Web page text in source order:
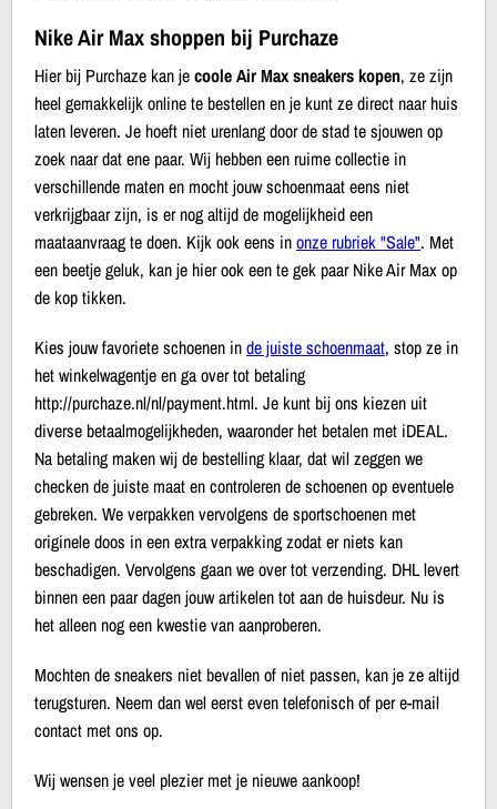
Nike Air Max shoppen bij Purchaze
Hier bij Purchaze kan jecoole Air Max sneakers kopen, ze zijn
heel gemakkelijk online te bestellen en je kunt ze direct naar huis
laten leveren. Je hoeft niet urenlang door de stad te sjouwen op
zoek naar dat ene paar. Wij hebben een ruime collectie in
verschillende maten en mocht jouw schoenmaat eens niet
verkrijgbaar zijn, is er nog altijd de mogelijkheid een
maataanvraag te doen. Kijk ook eens inonze rubriek "Sale". Met
een beetje geluk, kan je hier ook een te gek paar Nike Air Max op
de kop tikken.
Kies jouw favoriete schoenen inde juiste schoenmaat, stop ze in
het winkelwagentje en ga over tot betaling
http://purchaze.nl/nl/payment.html. Je kunt bij ons kiezen uit
diverse betaalmogelijkheden, waaronder het betalen met iDEAL.
Na betaling maken wij de bestelling klaar, dat wil zeggen we
checken de juiste maat en controleren de schoenen op eventuele
gebreken. We verpakken vervolgens de sportschoenen met
originele doos in een extra verpakking zodat er niets kan
beschadigen. Vervolgens gaan we over tot verzending. DHL levert
binnen een paar dagen jouw artikelen tot aan de huisdeur. Nu is
het alleen nog een kwestie van aanproberen.
Mochten de sneakers niet bevallen of niet passen, kan je ze altijd
terugsturen. Neem dan wel eerst even telefonisch of per e-mail
contact met ons op.
Wij wensen je veel plezier met je nieuwe aankoop!